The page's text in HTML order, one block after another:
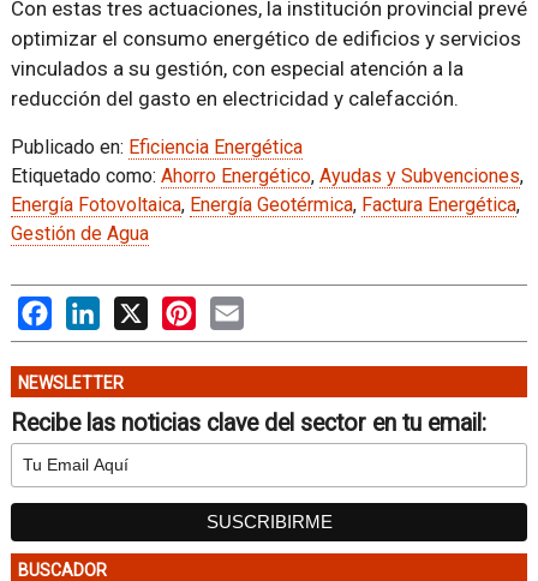
Con estas tres actuaciones, la institución provincial prevé
optimizar el consumo energético de edificios y servicios
vinculados a su gestión, con especial atención a la
reducción del gasto en electricidad y calefacción.
Publicado en: Eficiencia Energética
Etiquetado como: Ahorro Energético, Ayudas y Subvenciones,
Energía Fotovoltaica, Energía Geotérmica, Factura Energética,
Gestión de Agua
FacebookLinkedIn
X PinterestEmail
NEWSLETTER
Recibe las noticias clave del sector en tu email:
BUSCADOR